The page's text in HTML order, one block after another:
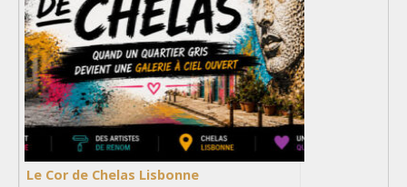
Le Cor de Chelas Lisbonne